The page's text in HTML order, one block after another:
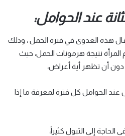
عند الحوامل:
هذه العدوى في فترة الحمل ، وذلك
المرأة نتيجة هرمونات الحمل، حيث
أن تظهر أية أعراض،
الحوامل كل فترة لمعرفة ما إذا
إلى التبول كثيراً،